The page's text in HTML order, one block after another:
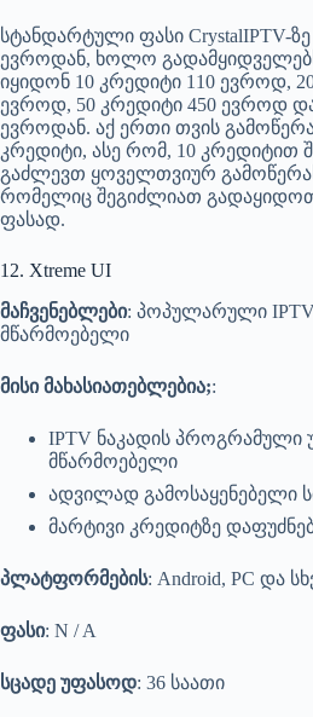
სტანდარტული ფასი CrystalIPTV-ზე
ევროდან, ხოლო
იყიდონ 10 კრედიტი 110 ევროდ,
ევროდ, 50 კრედიტი 450 ევროდ
ევროდან. აქ ერთი თვის
კრედიტი, ასე რომ, 10 კრედიტით
გაძლევთ ყოველთვიურ
რომელიც შეგიძლიათ
ფასად.
12. Xtreme UI
მაჩვენებლები: პოპულარული
მწარმოებელი
მისი მახასიათებლებია;:
IPTV ნაკადის პროგრამული
მწარმოებელი
ადვილად გამოსაყენებელი
მარტივი კრედიტზე
პლატფორმების: Android, PC და
ფასი: N / A
სცადე უფასოდ: 36 საათი